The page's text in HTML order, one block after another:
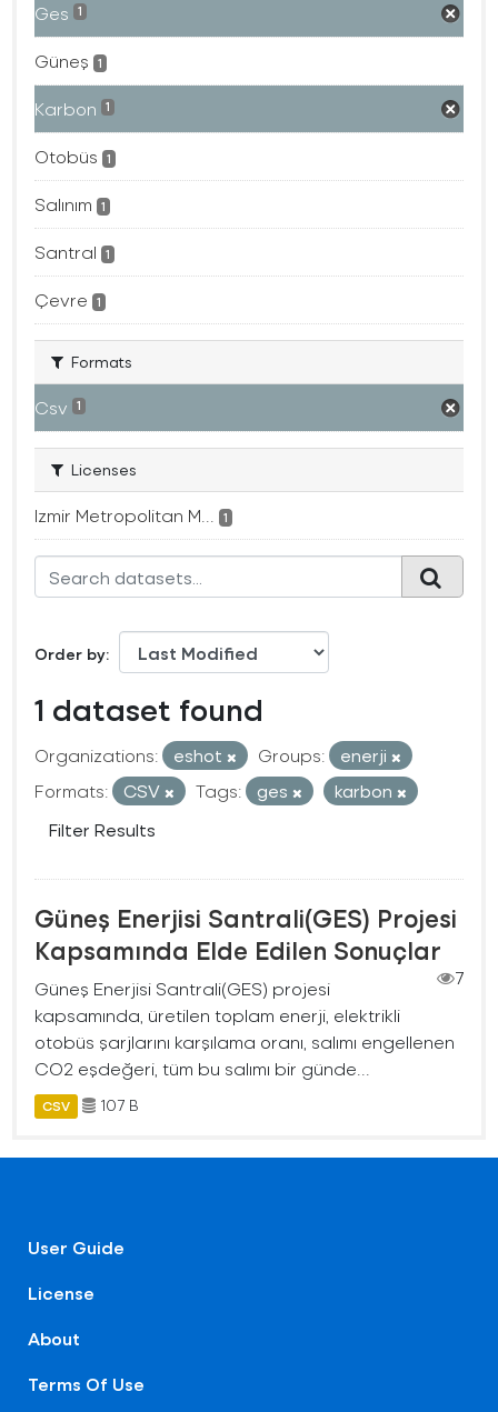
Ges 1
Güneş 1
Karbon 1
Otobüs 1
Salınım 1
Santral 1
Çevre 1
Formats
Csv 1
Licenses
Izmir Metropolitan M... 1
Order by
1 dataset found
Organizations: eshot Groups:
enerji
Formats:
CSV Tags: ges
karbon
Filter Results
Güneş Enerjisi Santrali(GES) Projesi
Kapsamında Elde Edilen Sonuçlar
7
Güneş Enerjisi Santrali(GES) projesi
kapsamında, üretilen toplam enerji, elektrikli
otobüs şarjlarını karşılama oranı, salımı engellenen
CO2 eşdeğeri, tüm bu salımı bir günde...
CSV 107 B
User Guide
License
About
Terms Of Use